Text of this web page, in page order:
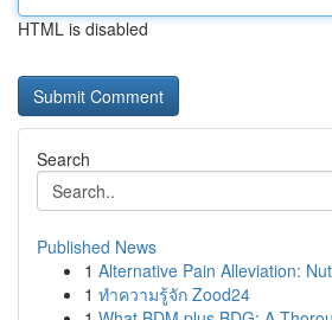
HTML is disabled
Search
Published News
1 Alternative Pain Alleviation:
1 ทำความรู้จัก Zood24